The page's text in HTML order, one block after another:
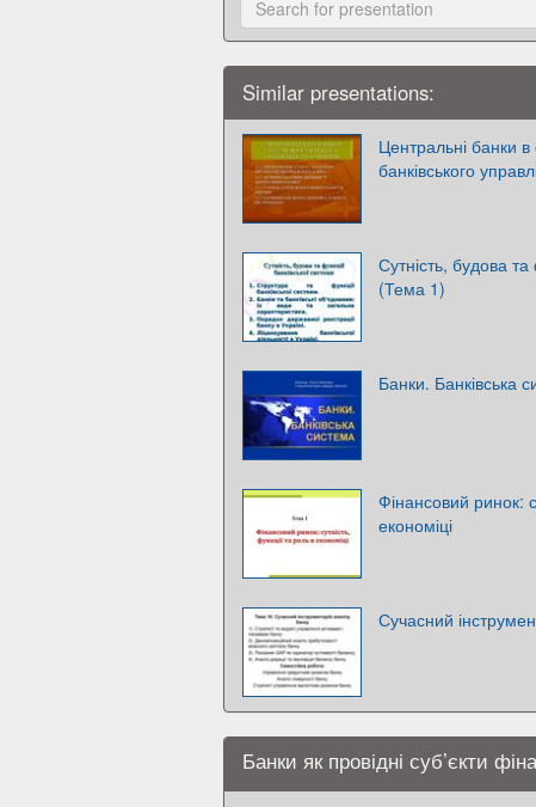
Similar presentations:
Центральні банки
банківського
Сутність, будова та
(Тема 1)
Банки. Банківська
Фінансовий ринок:
економіці
Сучасний
Банки як провідні суб’єкти